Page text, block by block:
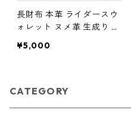
長財布 本革 ライダースウ
ォレット ヌメ革 生成り バ
ォレット l188 革小物 ハン
¥5,000
CATEGORY